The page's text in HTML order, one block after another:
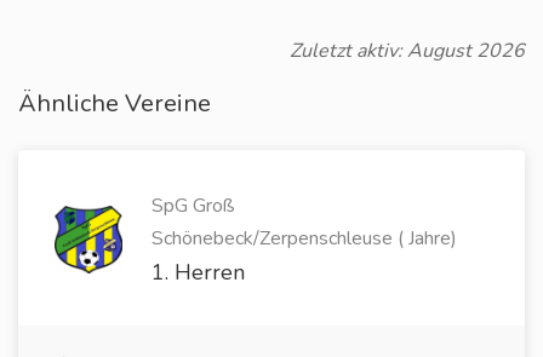
Zuletzt aktiv: August 2026
Ähnliche Vereine
SpG Groß
Schönebeck/Zerpenschleuse ( Jahre)
1. Herren